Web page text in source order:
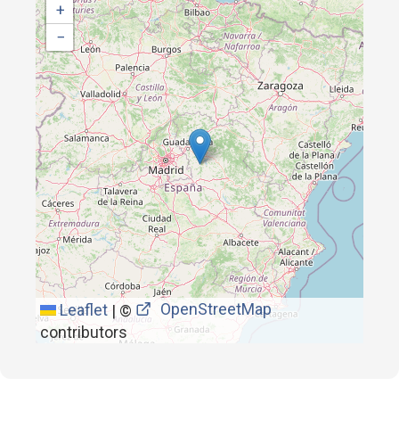
+
−
Leaflet | ©
OpenStreetMap
contributors